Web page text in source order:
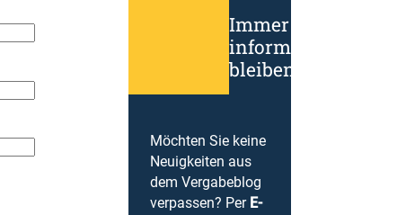
Immer
informiert
bleiben!
Möchten Sie keine
Neuigkeiten aus
dem Vergabeblog
verpassen? Per E-